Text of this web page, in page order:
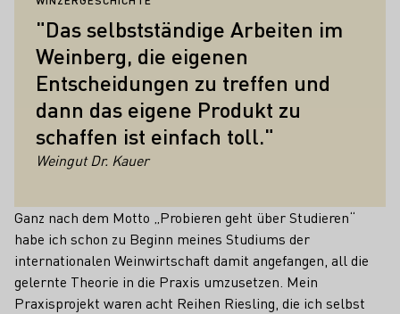
"Das selbstständige Arbeiten im
Weinberg, die eigenen
Entscheidungen zu treffen und
dann das eigene Produkt zu
schaffen ist einfach toll."
Weingut Dr. Kauer
Ganz nach dem Motto „Probieren geht über Studieren“
habe ich schon zu Beginn meines Studiums der
internationalen Weinwirtschaft damit angefangen, all die
gelernte Theorie in die Praxis umzusetzen. Mein
Praxisprojekt waren acht Reihen Riesling, die ich selbst